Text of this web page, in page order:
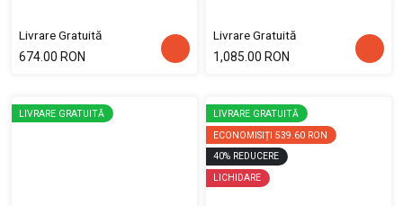
Livrare Gratuită
674.00 RON
Livrare Gratuită
1,085.00 RON
LIVRARE GRATUITĂ
LIVRARE GRATUITĂ
ECONOMISIȚI 539.60 RON
40% REDUCERE
LICHIDARE